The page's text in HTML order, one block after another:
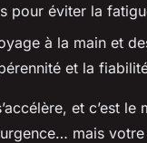
pour éviter la
à la main et
et la
et c’est
mais